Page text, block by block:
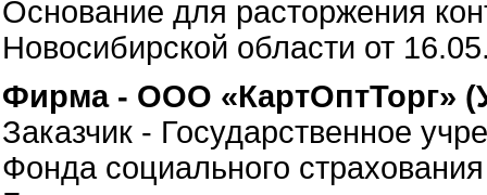
Основание для расторжения
Новосибирской области от
Фирма - ООО «КартОптТорг»
Заказчик - Государственное
Фонда социального